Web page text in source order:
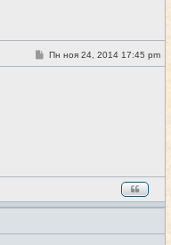
#16
С
о
Пн ноя 24, 2014 17:45 pm